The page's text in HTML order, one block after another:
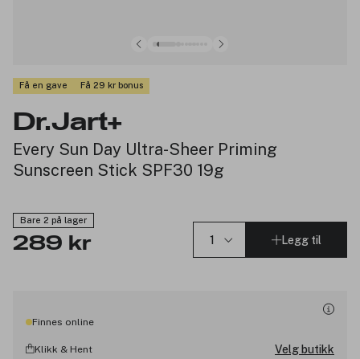
Få en gave Få 29 kr bonus
Dr.Jart+
Every Sun Day Ultra-Sheer Priming
Sunscreen Stick SPF30 19g
Bare 2 på lager
289 kr Legg til
Finnes online
Klikk & Hent Velg butikk